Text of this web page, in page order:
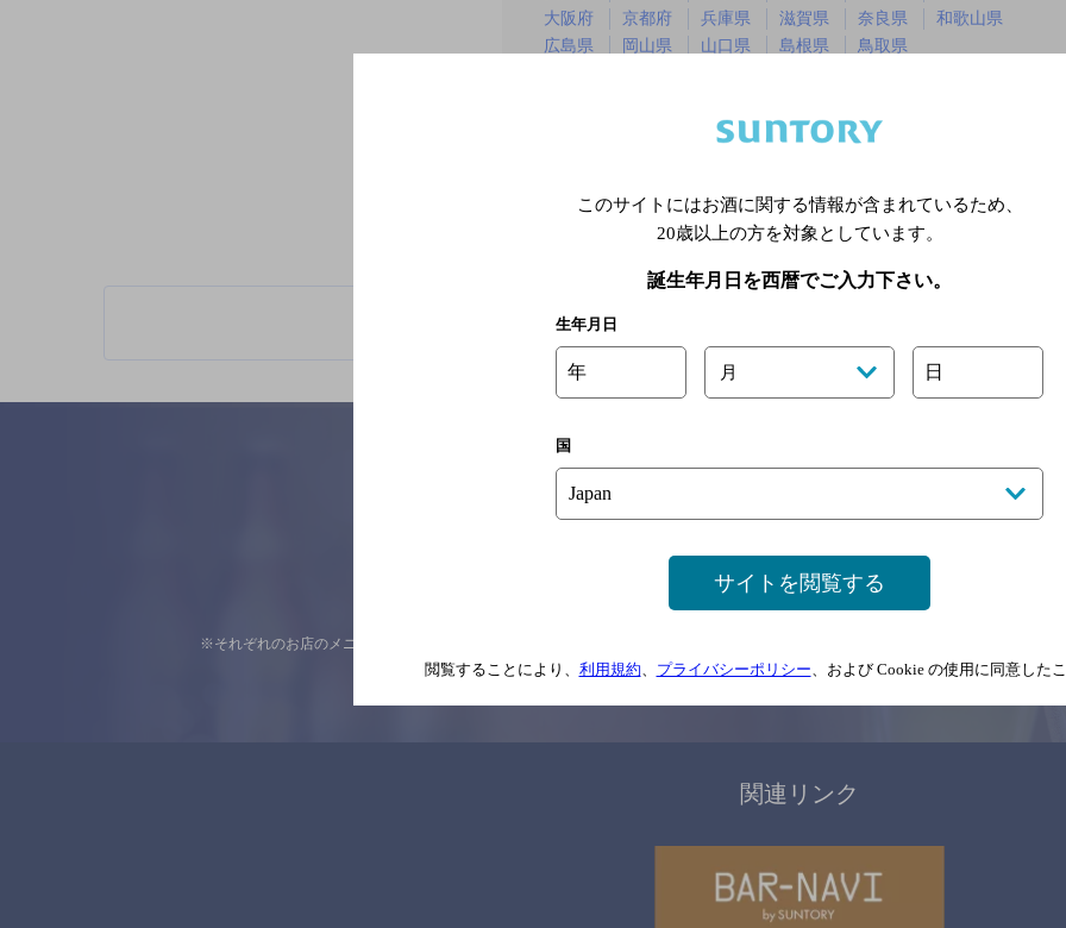
大阪府
京都府 兵庫県 滋賀県 奈良県
和歌山県
広島県
岡山県 山口県 島根県
鳥取県
※店舗によりハイボール取り扱い銘
ご意見・ご感想
※それぞれのお店のメニューや営業時間などの掲載情報については、 念のためお店にご確
関連リンク
このサイトにはお酒に関する情報が含まれているため、
20歳以上の方を対象としています。
誕生年月日を西暦でご入力下さい。
生年月日
年 月 日
国
サイトを閲覧する
閲覧することにより、 利用規約、 プライバシーポリシー、および Cookie の使用に同意した